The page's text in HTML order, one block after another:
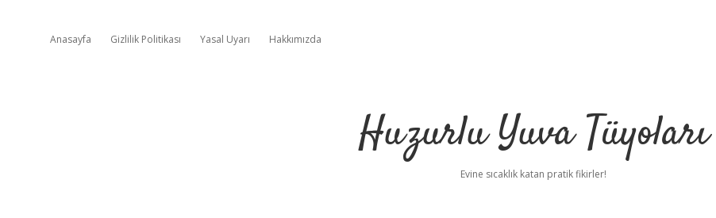
Anasayfa Gizlilik Politikası Yasal Uyarı Hakkımızda
Huzurlu Yuva Tüyoları
Evine sıcaklık katan pratik fikirler!